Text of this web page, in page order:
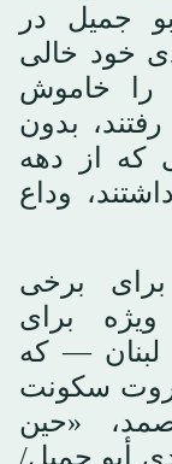
جمیل در
خود خالی
را خاموش
بدون
که از دهه
داشتند، وداع
برخی
برای
— که
سکونت
«حين
أبو جميل/